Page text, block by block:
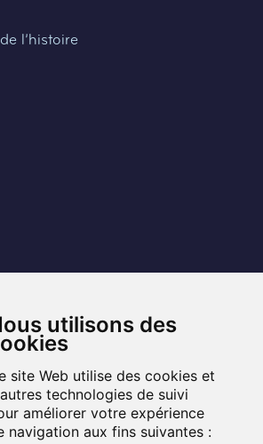
utilisons des
site Web utilise des cookies et
technologies de suivi
améliorer votre expérience
navigation aux fins suivantes :
l’histoire